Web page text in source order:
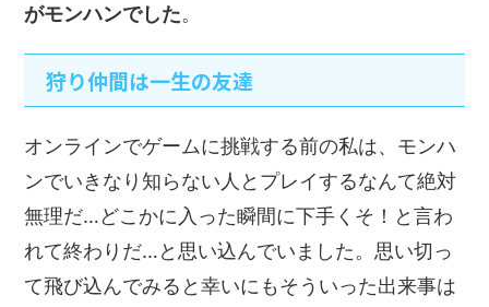
がモンハンでした。
狩り仲間は一生の友達
オンラインでゲームに挑戦する前の私は、モンハ
ンでいきなり知らない人とプレイするなんて絶対
無理だ…どこかに入った瞬間に下手くそ！と言わ
れて終わりだ…と思い込んでいました。思い切っ
て飛び込んでみると幸いにもそういった出来事は